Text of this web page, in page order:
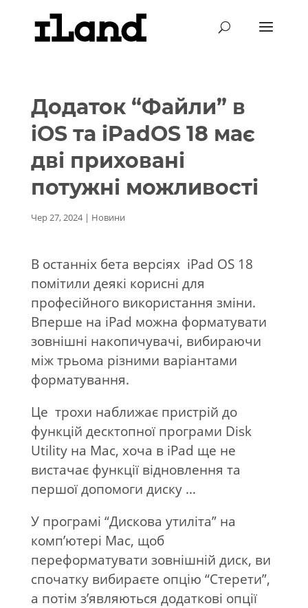
Додаток “Файли” в
iOS та iPadOS 18 має
дві приховані
потужні можливості
Чер 27, 2024| Новини
В останніх бета версіях iPad OS 18
помітили деякі корисні для
професійного використання зміни.
Вперше на iPad можна форматувати
зовнішні накопичувачі, вибираючи
між трьома різними варіантами
форматування.
Це трохи наближає пристрій до
функцій десктопної програми Disk
Utility на Mac, хоча в iPad ще не
вистачає функції відновлення та
першої допомоги диску …
У програмі “Дискова утиліта” на
комп’ютері Mac, щоб
переформатувати зовнішній диск, ви
спочатку вибираєте опцію “Стерети”,
а потім з’являються додаткові опції